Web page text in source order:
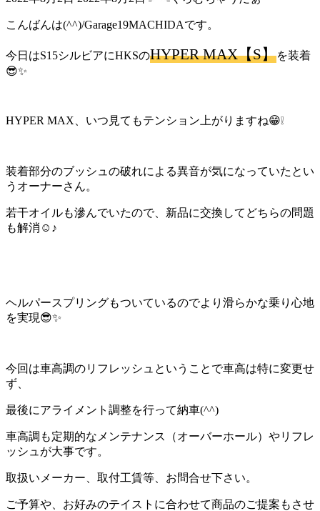
新
時
こんばんは(^^)/Garage19MACHIDAです。
今日はS15シルビアにHKSのHYPER MAX【S】を装着
😎✨
HYPER MAX、いつ見てもテンション上がりますね😁❕
装着部分のブッシュの破れによる異音が気になっていたとい
うオーナーさん。
若干オイルも滲んでいたので、新品に交換してどちらの問題
も解消☺♪
ヘルパースプリングもついているのでより滑らかな乗り心地
を実現😎✨
今回は車高調のリフレッシュということで車高は特に変更せ
ず、
最後にアライメント調整を行って納車(^^)
車高調も定期的なメンテナンス（オーバーホール）やリフレ
ッシュが大事です。
取扱いメーカー、取付工賃等、お問合せ下さい。
ご予算や、お好みのテイストに合わせて商品のご提案もさせ